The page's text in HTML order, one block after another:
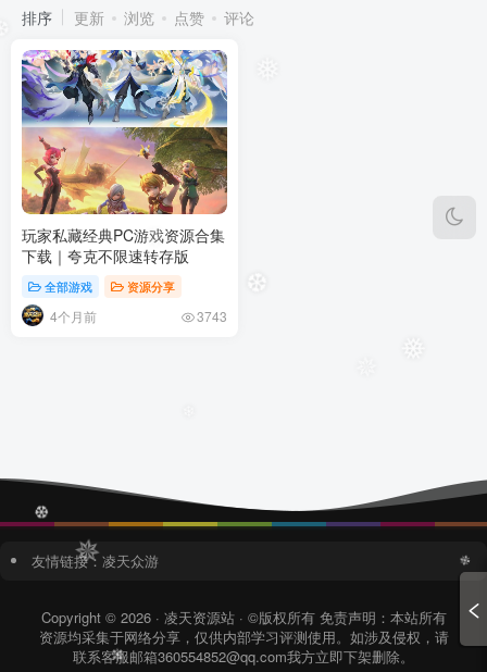
排序 更新 浏览 点赞 评论
玩家私藏经典PC游戏资源合集
下载｜夸克不限速转存版
全部游戏 资源分享
4个月前 3743
友情链接：凌天众游
Copyright © 2026 · 凌天资源站 · ©版权所有 免责声明：本站所有
资源均采集于网络分享，仅供内部学习评测使用。如涉及侵权，请
联系客服邮箱360554852@qq.com我方立即下架删除。
✵
❆
✵
✵